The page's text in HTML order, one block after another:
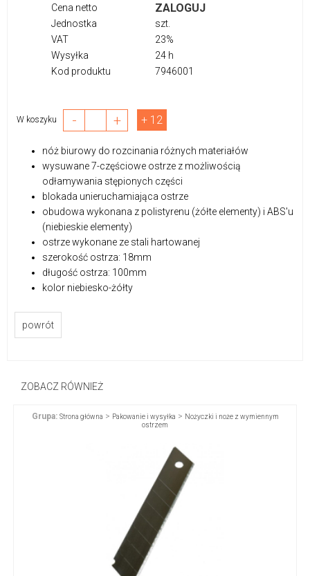
Cena netto ZALOGUJ
Jednostka
szt.
VAT
23%
Wysyłka
24 h
Kod produktu
7946001
W koszyku - + + 12
nóż biurowy do rozcinania różnych materiałów
wysuwane 7-częściowe ostrze z możliwością
odłamywania stępionych części
blokada unieruchamiająca ostrze
obudowa wykonana z polistyrenu (żółte elementy) i ABS'u
(niebieskie elementy)
ostrze wykonane ze stali hartowanej
szerokość ostrza: 18mm
długość ostrza: 100mm
kolor niebiesko-żółty
powrót
ZOBACZ RÓWNIEŻ
Grupa: Strona główna > Pakowanie i wysyłka > Nożyczki i noże z wymiennym
ostrzem